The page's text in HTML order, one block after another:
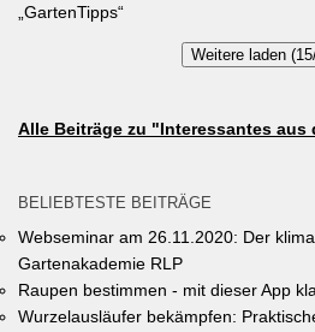
aus Vertretern der Gemeinde
gewinnen gibt es jeweils einen
das Anmeldeformular siehe auf den
„GartenTipps“
Weitere laden
Alle Beiträge zu "Interessantes aus
BELIEBTESTE BEITRÄGE
Webseminar am 26.11.2020: Der
Gartenakademie RLP
Raupen bestimmen - mit dieser App
Wurzelausläufer bekämpfen: